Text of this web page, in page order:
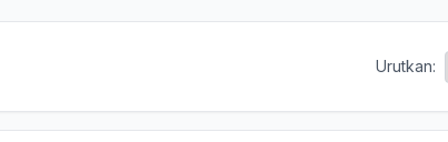
Urutkan: